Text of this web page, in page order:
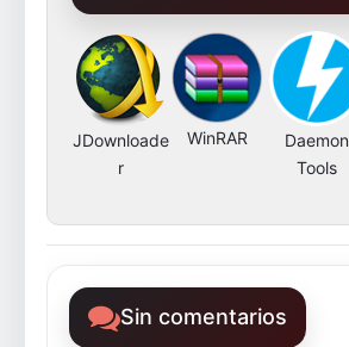
JDownloade
r
WinRAR
Daemon
Tools
Sin comentarios